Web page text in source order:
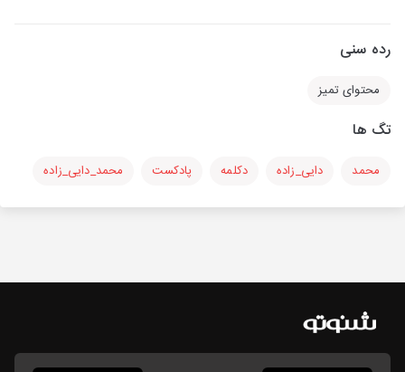
رده سنی
محتوای تمیز
تگ ها
محمد دایی_زاده دکلمه پادکست محمد_دایی_زاده